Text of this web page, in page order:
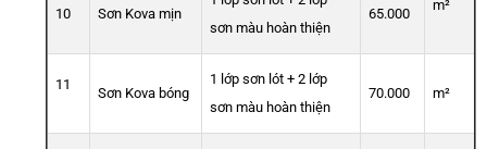
10 Sơn Kova mịn
sơn màu hoàn thiện
65.000
m²
11
Sơn Kova bóng
1 lớp sơn lót + 2 lớp
sơn màu hoàn thiện
70.000 m²